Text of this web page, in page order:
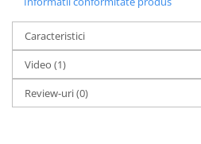
Caracteristici
Video (1)
Review-uri(0)